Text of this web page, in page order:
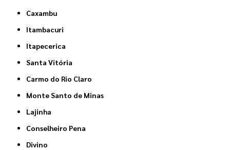
Caxambu
Itambacuri
Itapecerica
Santa Vitória
Carmo do Rio Claro
Monte Santo de Minas
Lajinha
Conselheiro Pena
Divino